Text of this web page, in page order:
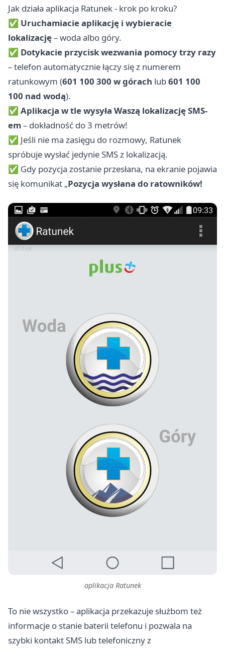
Jak działa aplikacja Ratunek - krok po kroku?
✅ Uruchamiacie aplikację i wybieracie
lokalizację– woda albo góry.
✅ Dotykacie przycisk wezwania pomocy trzy razy
– telefon automatycznie łączy się z numerem
ratunkowym (601 100 300 w górach lub601 100
100 nad wodą).
✅ Aplikacja w tle wysyła Waszą lokalizację SMS-
em– dokładność do 3 metrów!
✅ Jeśli nie ma zasięgu do rozmowy, Ratunek
spróbuje wysłać jedynie SMS z lokalizacją.
✅ Gdy pozycja zostanie przesłana, na ekranie pojawia
się komunikat „Pozycja wysłana do ratowników!
aplikacja Ratunek
To nie wszystko – aplikacja przekazuje służbom też
informacje o stanie baterii telefonu i pozwala na
szybki kontakt SMS lub telefoniczny z